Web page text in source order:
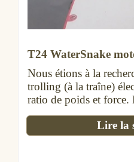
T24 WaterSnake
Nous étions à la
trolling (à la traîne)
ratio de poids et
Lire la